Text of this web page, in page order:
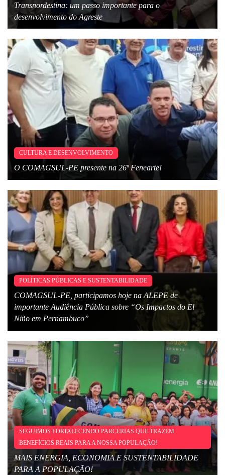
Transnordestina: um passo importante para o
desenvolvimento do Agreste
CULTURA E DESENVOLVIMENTO
O COMAGSUL-PE presente na 26ª Fenearte!
POLÍTICAS PÚBLICAS E SUSTENTABILIDADE
COMAGSUL-PE, participamos hoje na ALEPE de
importante Audiência Pública sobre “Os Impactos do El
Niño em Pernambuco”
SEGUIMOS FORTALECENDO PARCERIAS QUE TRAZEM
BENEFÍCIOS REAIS PARA A NOSSA POPULAÇÃO!
MAIS ENERGIA, ECONOMIA E SUSTENTABILIDADE
PARA A POPULAÇÃO!